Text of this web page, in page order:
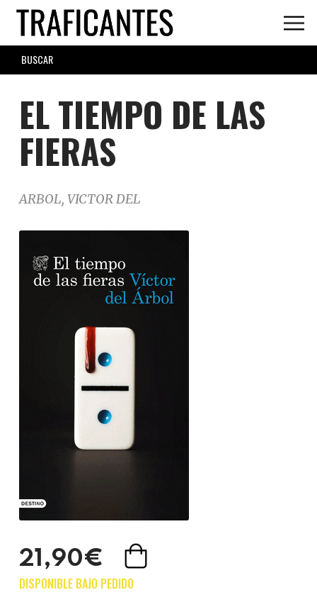
Skip
main
content
SEARCH
FORM
EL TIEMPO DE LAS
FIERAS
ARBOL, VICTOR DEL
21,90€